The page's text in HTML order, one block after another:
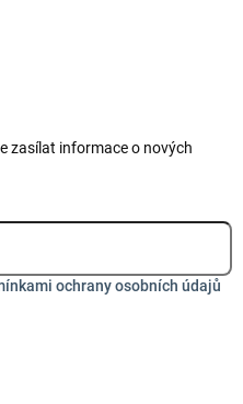
zasílat informace o nových
ochrany osobních údajů